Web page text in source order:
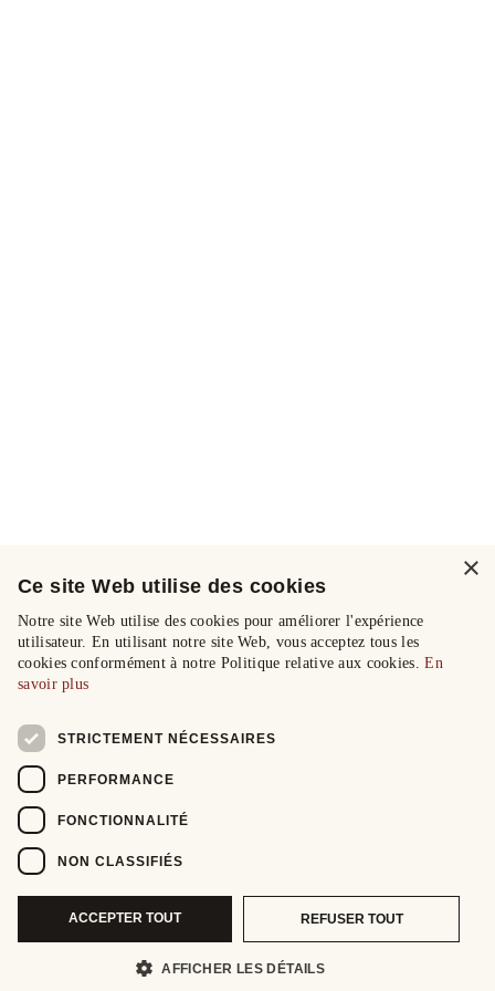
×
Ce site Web utilise des cookies
Notre site Web utilise des cookies pour améliorer l'expérience
utilisateur. En utilisant notre site Web, vous acceptez tous les
cookies conformément à notre Politique relative aux cookies.En
savoir plus
STRICTEMENT NÉCESSAIRES
PERFORMANCE
FONCTIONNALITÉ
NON CLASSIFIÉS
ACCEPTER TOUT REFUSER TOUT
AFFICHER LES DÉTAILS